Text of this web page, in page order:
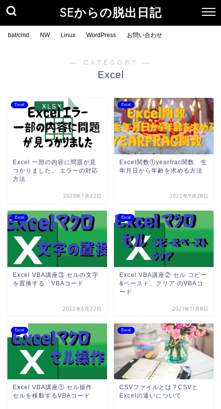
SEからの脱出日記
bat/cmd NW Linux WordPress お問い合わせ
― CATEGORY ―
Excel
Excel
Excel 一部の内容に問題が見
つかりました。 エラーの対応
方法
2023年7月22日
Excel
Excel関数①yearfrac関数 生
年月日から年齢を求める方法
2022年9月28日
Excel
Excel VBA講座③ セルの文字
を置換する VBAコード
2022年6月22日
Excel
Excel VBA講座② セル コピー
&ペースト、クリア のVBAコ
ード
2021年11月8日
Excel
Excel VBA講座① セル操作
セルを移動するVBAコード
Excel
CSVファイルとは？CSVと
Excelの違いについて